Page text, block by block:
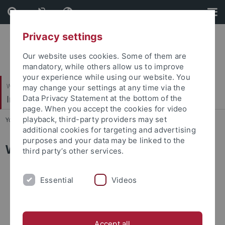
Skip
to
content
Skip
to
footer
Wirtschafts- und Sozialwissenschaftliche Fakultät
Institut für Soziologie
You are here: Startseite ... Biografische Daten
Wissenschaftlicher Werdegang
seit 2011
Bildungsforschung am Institut für Soziologie der
Privacy settings
Our website uses cookies. Some of them are
mandatory, while others allow us to improve
your experience while using our website. You
may change your settings at any time via the
Data Privacy Statement at the bottom of the
page. When you accept the cookies for video
playback, third-party providers may set
additional cookies for targeting and advertising
purposes and your data may be linked to the
third party’s other services.
Essential Videos